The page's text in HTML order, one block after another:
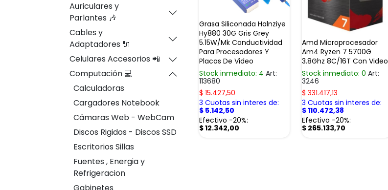
Auriculares y
Parlantes 🎶
Cables y
Adaptadores 🔌
Celulares Accesorios 📲
Computación 💻
Calculadoras
Cargadores Notebook
Cámaras Web - WebCam
Discos Rigidos - Discos SSD
Escritorios Sillas
Fuentes , Energia y
Refrigeracion
Grasa Siliconada Halnziye
Hy880 30G Gris Grey
5.15W/Mk Conductividad
Para Procesadores Y
Placas De Video
Stock inmediato: 4 Art:
113680
$ 15.427,50
3 Cuotas sin interes de:
$ 5.142,50
Efectivo -20%:
$12.342,00
Amd Microprocesador
Am4 Ryzen 7 5700G
3.8Ghz 8C/16T Con Video
Stock inmediato: 0 Art:
3246
$ 331.417,13
3 Cuotas sin interes de:
$110.472,38
Efectivo -20%:
$ 265.133,70